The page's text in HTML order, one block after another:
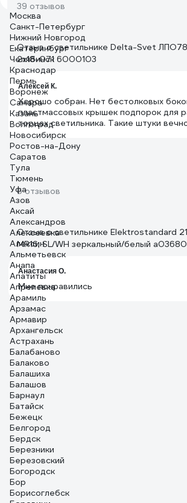
39 отзывов
Отзыв о светильнике Delta-Svet ЛПО78
2х18-071 6000103
Алексей К.
Хорошо собран. Нет бестолковых
пластмассовых крышек подпорок для
торцах светильника. Такие штуки
трескались и отваливались, а
разбивался. Сейчас такого в этом
6 отзывов
Отзыв о светильнике Elektrostandard
MR16, SL/WH зеркальный/белый
Анастасия О.
Мне понравились
Москва
Санкт-Петербург
Нижний Новгород
Екатеринбург
Челябинск
Краснодар
Пермь
Воронеж
Самара
Казань
Волгоград
Новосибирск
Ростов-на-Дону
Саратов
Тула
Тюмень
Уфа
Азов
Аксай
Александров
Алексеевка
Алексин
Альметьевск
Анапа
Апатиты
Апрелевка
Арамиль
Арзамас
Армавир
Архангельск
Астрахань
Балабаново
Балаково
Балашиха
Балашов
Барнаул
Батайск
Бежецк
Белгород
Бердск
Березники
Березовский
Богородск
Бор
Борисоглебск